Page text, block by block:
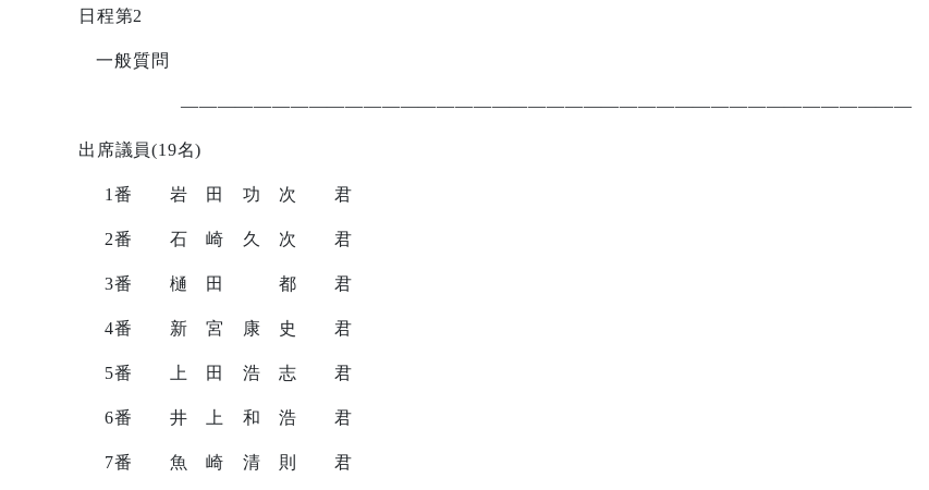
日程第2
一般質問
————————————————————————————————————————
出席議員(19名)
1番 岩 田 功 次 君
2番 石 崎 久 次 君
3番 樋 田 都 君
4番 新 宮 康 史 君
5番 上 田 浩 志 君
6番 井 上 和 浩 君
7番 魚 崎 清 則 君